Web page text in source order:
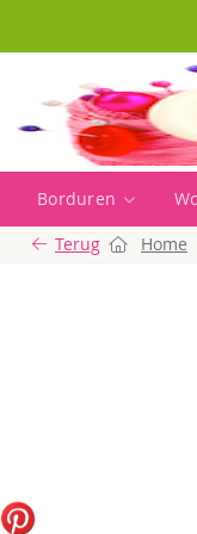
Borduren
Terug
Home